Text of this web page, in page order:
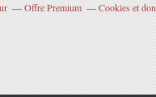
Offre Premium Cookies et